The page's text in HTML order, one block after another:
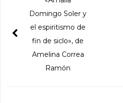
Domingo Soler y
el espiritismo de
fin de siclo», de
Amelina Correa
Ramón